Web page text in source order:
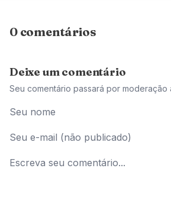
0 comentários
Deixe um comentário
Seu comentário passará por moderação